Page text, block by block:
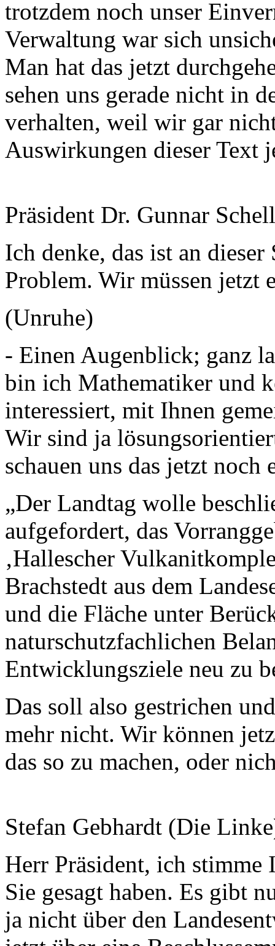
trotzdem noch unser
Verwaltung war sich
Man hat das jetzt
sehen uns gerade nicht in
verhalten, weil wir gar
Auswirkungen dieser Text
Präsident Dr. Gunnar
Ich denke, das ist an
Problem. Wir müssen
(Unruhe)
- Einen Augenblick; ganz
bin ich Mathematiker und
interessiert, mit Ihnen
Wir sind ja
schauen uns das jetzt
„Der Landtag wolle
aufgefordert, das
‚Hallescher
Brachstedt aus dem
und die Fläche unter
naturschutzfachlichen
Entwicklungsziele neu zu
Das soll also gestrichen
mehr nicht. Wir können
das so zu machen, oder
Stefan Gebhardt (Die
Herr Präsident, ich
Sie gesagt haben. Es gibt
ja nicht über den